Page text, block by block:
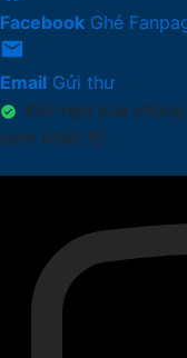
Facebook Ghé
Email Gửi thư
Đội ngũ của
sớm nhất! 👋